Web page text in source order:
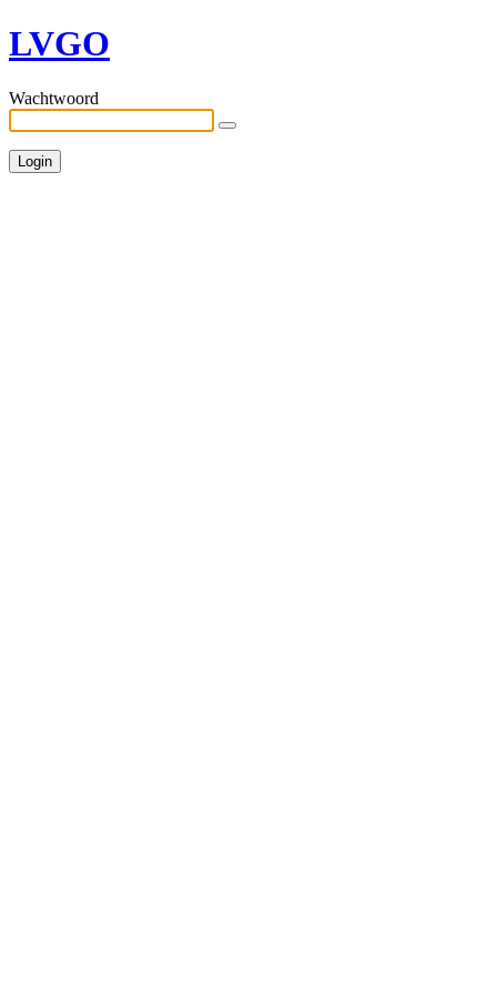
LVGO
Wachtwoord